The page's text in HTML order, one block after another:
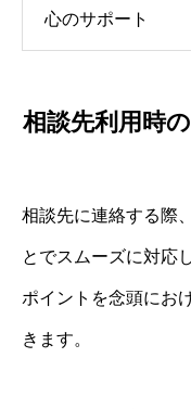
心のサポート
相談先利用時
相談先に連絡する際
とでスムーズに対応
ポイントを念頭にお
きます。